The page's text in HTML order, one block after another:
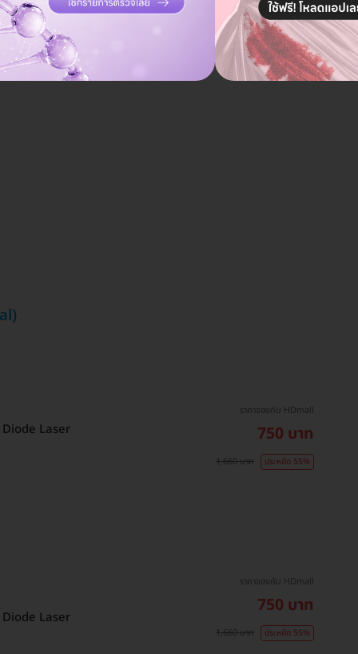
Diode Laser
ราคาจองกับ HDmall
750 บาท
1,660 บาท ประหยัด 55%
Diode Laser
ราคาจองกับ HDmall
750 บาท
1,660 บาท ประหยัด 55%